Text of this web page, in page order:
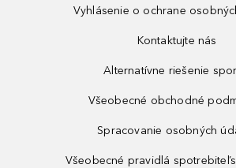
Vyhlásenie o ochrane
Kontaktujte nás
Alternatívne riešenie
Všeobecné obchodné
Spracovanie osobných
Všeobecné pravidlá